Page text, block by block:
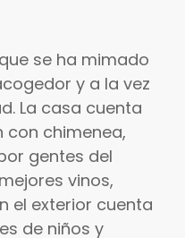
se ha mimado
y a la vez
La casa cuenta
con chimenea,
gentes del
vinos,
el exterior cuenta
de niños y